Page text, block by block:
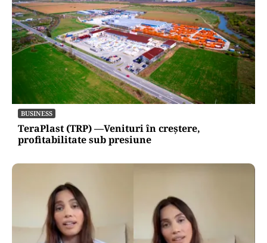
BUSINESS
TeraPlast (TRP) —Venituri în creștere,
profitabilitate sub presiune